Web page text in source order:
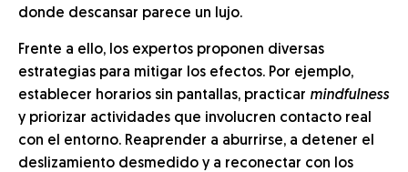
donde descansar parece un lujo.
Frente a ello, los expertos proponen diversas
estrategias para mitigar los efectos. Por ejemplo,
establecer horarios sin pantallas, practicar mindfulness
y priorizar actividades que involucren contacto real
con el entorno. Reaprender a aburrirse, a detener el
deslizamiento desmedido y a reconectar con los